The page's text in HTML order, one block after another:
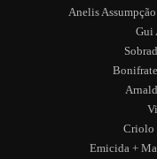
Anelis
Gui
Criolo
Emicida +